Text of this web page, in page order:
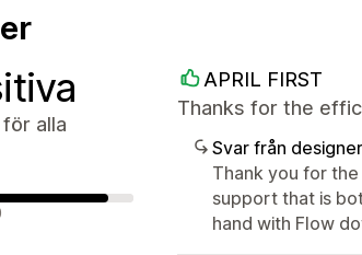
alla
APRIL FIRST
Thanks for the
Svar från designer
Thank you for
support that is
hand with Flow